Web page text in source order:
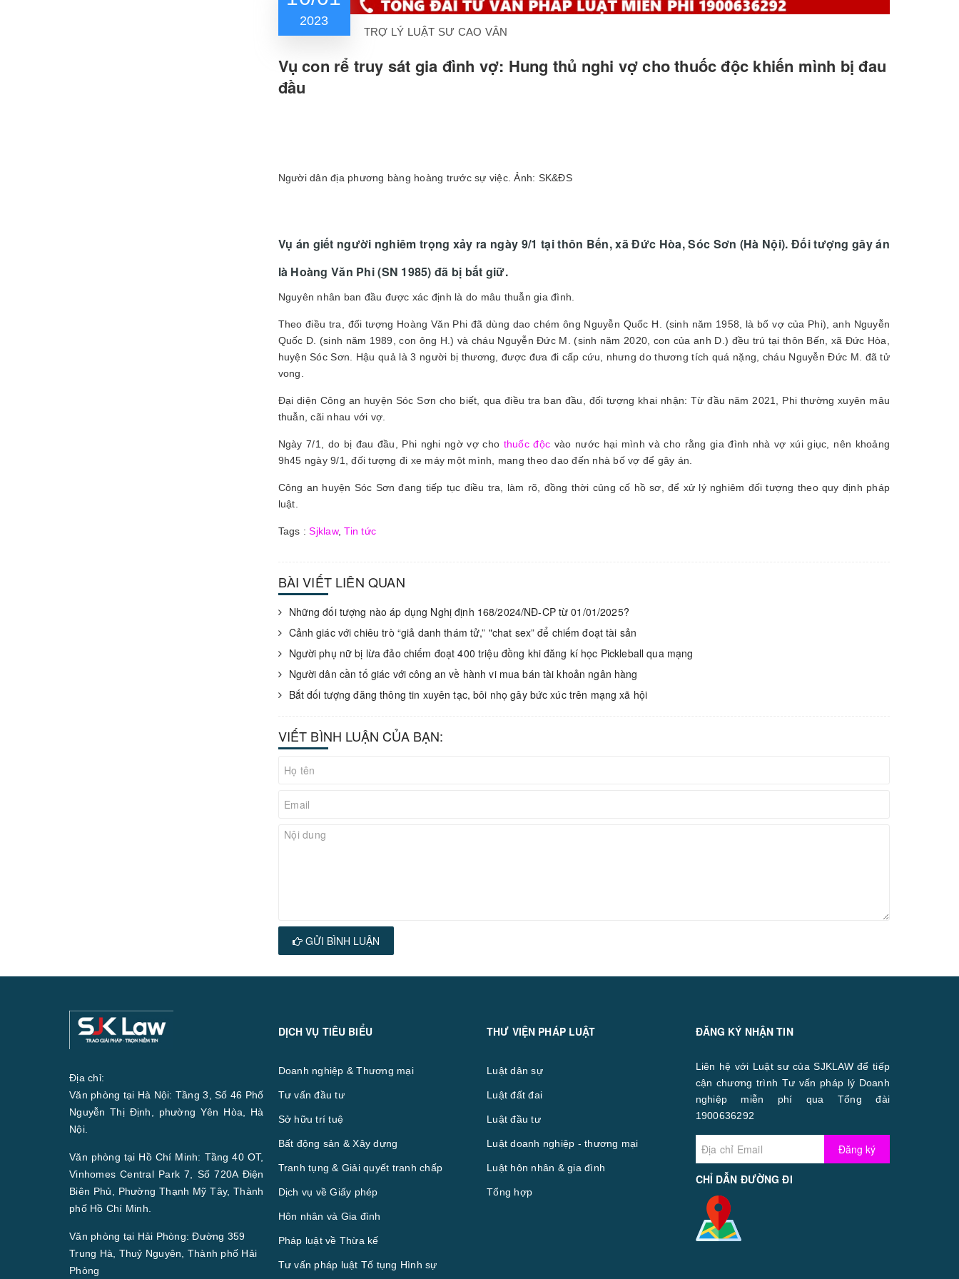
2023
TRỢ LÝ LUẬT SƯ CAO VÂN
Vụ con rể truy sát gia đình vợ: Hung thủ nghi vợ cho thuốc độc khiến mình bị đau
đầu
Người dân địa phương bàng hoàng trước sự việc. Ảnh: SK&ĐS
Vụ án giết người nghiêm trọng xảy ra ngày 9/1 tại thôn Bến, xã Đức Hòa, Sóc Sơn (Hà Nội). Đối tượng gây án
là Hoàng Văn Phi (SN 1985) đã bị bắt giữ.
Nguyên nhân ban đầu được xác định là do mâu thuẫn gia đình.
Theo điều tra, đối tượng Hoàng Văn Phi đã dùng dao chém ông Nguyễn Quốc H. (sinh năm 1958, là bố vợ của Phi), anh Nguyễn
Quốc D. (sinh năm 1989, con ông H.) và cháu Nguyễn Đức M. (sinh năm 2020, con của anh D.) đều trú tại thôn Bến, xã Đức Hòa,
huyện Sóc Sơn. Hậu quả là 3 người bị thương, được đưa đi cấp cứu, nhưng do thương tích quá nặng, cháu Nguyễn Đức M. đã tử
vong.
Đại diện Công an huyện Sóc Sơn cho biết, qua điều tra ban đầu, đối tượng khai nhận: Từ đầu năm 2021, Phi thường xuyên mâu
thuẫn, cãi nhau với vợ.
Ngày 7/1, do bị đau đầu, Phi nghi ngờ vợ cho thuốc độc vào nước hại mình và cho rằng gia đình nhà vợ xúi giục, nên khoảng
9h45 ngày 9/1, đối tượng đi xe máy một mình, mang theo dao đến nhà bố vợ để gây án.
Công an huyện Sóc Sơn đang tiếp tục điều tra, làm rõ, đồng thời củng cố hồ sơ, để xử lý nghiêm đối tượng theo quy định pháp
luật.
Tags :Sjklaw,Tin tức
BÀI VIẾT LIÊN QUAN
Những đối tượng nào áp dụng Nghị định 168/2024/NĐ-CP từ 01/01/2025?
Cảnh giác với chiêu trò “giả danh thám tử,” "chat sex” để chiếm đoạt tài sản
Người phụ nữ bị lừa đảo chiếm đoạt 400 triệu đồng khi đăng kí học Pickleball qua mạng
Người dân cần tố giác với công an về hành vi mua bán tài khoản ngân hàng
Bắt đối tượng đăng thông tin xuyên tạc, bôi nhọ gây bức xúc trên mạng xã hội
VIẾT BÌNH LUẬN CỦA BẠN:
GỬI BÌNH LUẬN
Địa chỉ:
Văn phòng tại Hà Nội: Tầng 3, Số 46 Phố
Nguyễn Thị Định, phường Yên Hòa, Hà
Nội.
Văn phòng tại Hồ Chí Minh: Tầng 40 OT,
Vinhomes Central Park 7, Số 720A Điện
Biên Phủ, Phường Thạnh Mỹ Tây, Thành
phố Hồ Chí Minh.
Văn phòng tại Hải Phòng: Đường 359
Trung Hà, Thuỷ Nguyên, Thành phố Hải
Phòng
DỊCH VỤ TIÊU BIỂU
Doanh nghiệp & Thương mại
Tư vấn đầu tư
Sở hữu trí tuệ
Bất động sản & Xây dựng
Tranh tụng & Giải quyết tranh chấp
Dịch vụ về Giấy phép
Hôn nhân và Gia đình
Pháp luật về Thừa kế
Tư vấn pháp luật Tố tụng Hình sự
THƯ VIỆN PHÁP LUẬT
Luật dân sự
Luật đất đai
Luật đầu tư
Luật doanh nghiệp - thương mại
Luật hôn nhân & gia đình
Tổng hợp
ĐĂNG KÝ NHẬN TIN
Liên hệ với Luật sư của SJKLAW để tiếp
cận chương trình Tư vấn pháp lý Doanh
nghiệp miễn phí qua Tổng đài
1900636292
Đăng ký
CHỈ DẪN ĐƯỜNG ĐI